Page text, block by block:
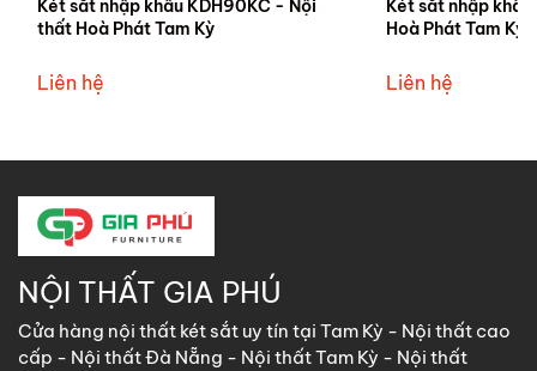
Két sắt nhập khẩu KDH90KC - Nội
thất Hoà Phát Tam Kỳ
Liên hệ
Két sắt nhập
Hoà Phát Tam Kỳ
Liên hệ
NỘI THẤT GIA PHÚ
Cửa hàng nội thất két sắt uy tín tại Tam Kỳ - Nội thất cao
cấp - Nội thất Đà Nẵng - Nội thất Tam Kỳ - Nội thất